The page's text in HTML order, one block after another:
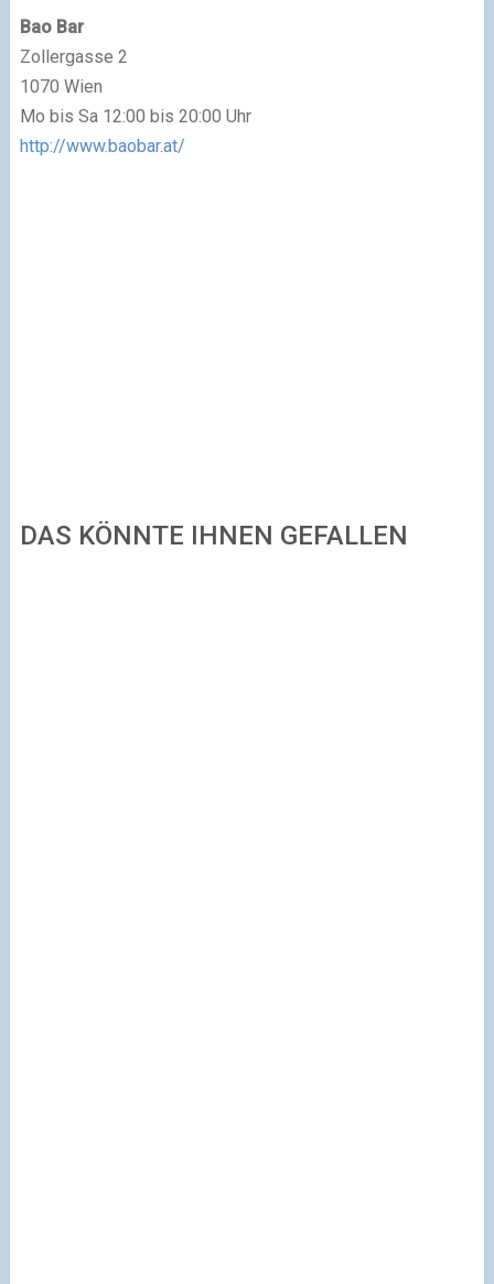
Bao Bar
Zollergasse 2
1070 Wien
Mo bis Sa 12:00 bis 20:00 Uhr
http://www.baobar.at/
DAS KÖNNTE IHNEN GEFALLEN